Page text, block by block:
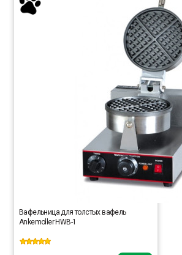
Вафельница для толстых вафель
Ankemoller HWB-1